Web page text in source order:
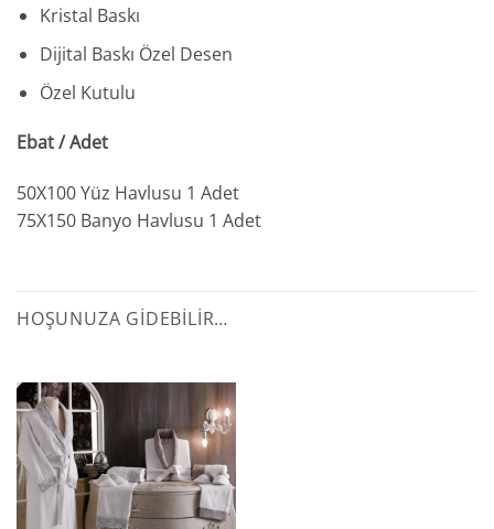
Kristal Baskı
Dijital Baskı Özel Desen
Özel Kutulu
Ebat / Adet
50X100 Yüz Havlusu 1 Adet
75X150 Banyo Havlusu 1 Adet
HOŞUNUZA GIDEBILIR…